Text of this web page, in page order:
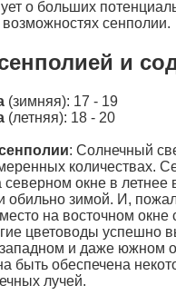
о больших
возможностях сенполии.
и
(зимняя): 17 - 19
(летняя): 18 - 20
: Солнечный
количествах.
северном окне в летнее
обильно зимой. И,
на восточном
цветоводы успешно
и даже южном
быть обеспечена
лучей.